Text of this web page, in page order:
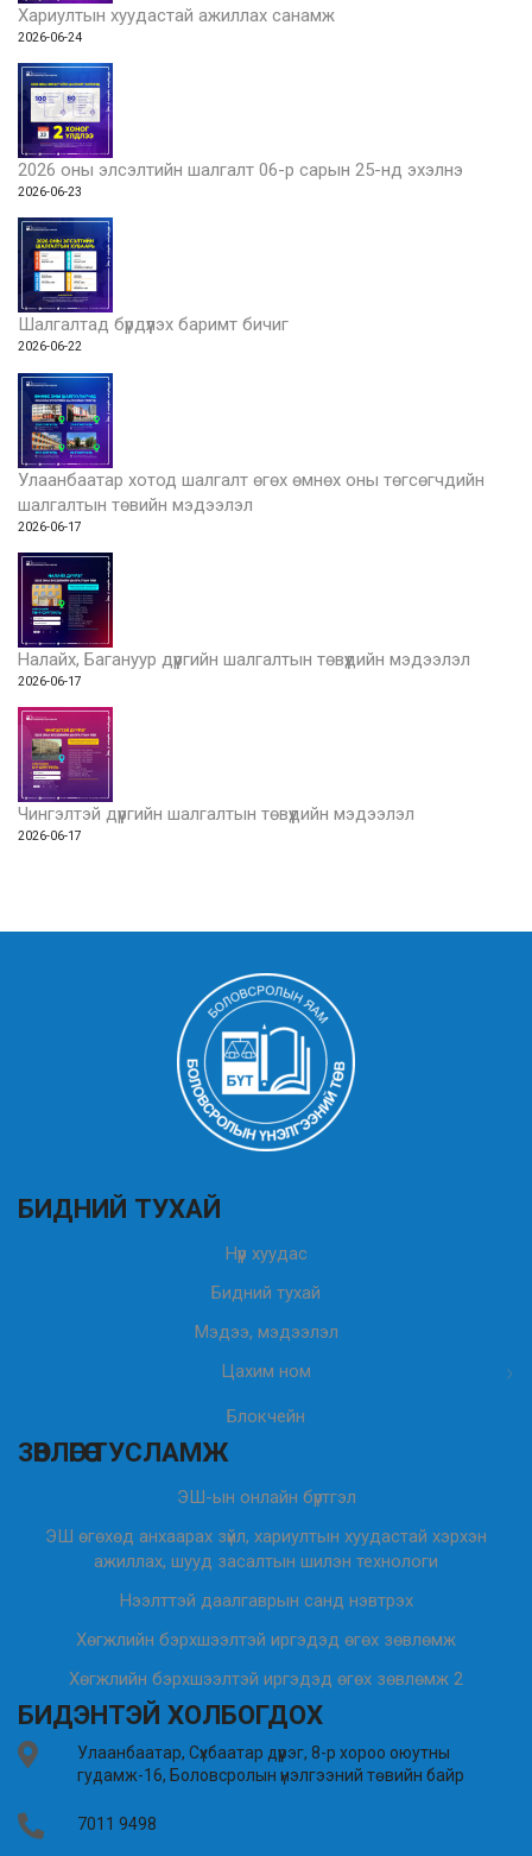
Хариултын хуудастай ажиллах санамж
2026-06-24
2026 оны элсэлтийн шалгалт 06-р сарын 25-нд эхэлнэ
2026-06-23
Шалгалтад бүрдүүлэх баримт бичиг
2026-06-22
Улаанбаатар хотод шалгалт өгөх өмнөх оны төгсөгчдийн
шалгалтын төвийн мэдээлэл
2026-06-17
Налайх, Багануур дүүргийн шалгалтын төвүүдийн мэдээлэл
2026-06-17
Чингэлтэй дүүргийн шалгалтын төвүүдийн мэдээлэл
2026-06-17
БИДНИЙ ТУХАЙ
Нүүр хуудас
Бидний тухай
Мэдээ, мэдээлэл
Цахим ном
Блокчейн
ЗӨВЛӨГӨӨ ТУСЛАМЖ
ЭШ-ын онлайн бүртгэл
ЭШ өгөхөд анхаарах зүйл, хариултын хуудастай хэрхэн
ажиллах, шууд засалтын шилэн технологи
Нээлттэй даалгаврын санд нэвтрэх
Хөгжлийн бэрхшээлтэй иргэдэд өгөх зөвлөмж
Хөгжлийн бэрхшээлтэй иргэдэд өгөх зөвлөмж 2
БИДЭНТЭЙ ХОЛБОГДОХ
Улаанбаатар, Сүхбаатар дүүрэг, 8-р хороо оюутны
гудамж-16, Боловсролын үнэлгээний төвийн байр
7011 9498